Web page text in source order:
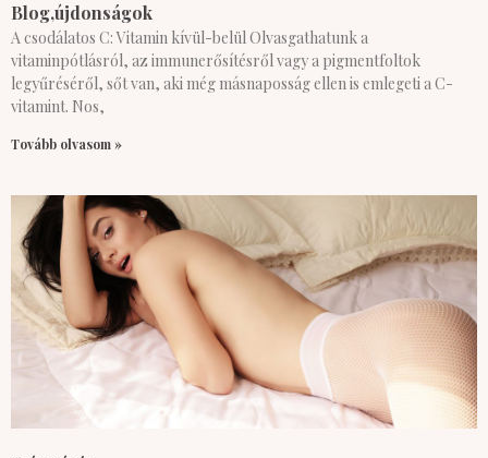
Blog,újdonságok
A csodálatos C: Vitamin kívül-belül Olvasgathatunk a
vitaminpótlásról, az immunerősítésről vagy a pigmentfoltok
legyűréséről, sőt van, aki még másnaposság ellen is emlegeti a C-
vitamint. Nos,
Tovább olvasom »